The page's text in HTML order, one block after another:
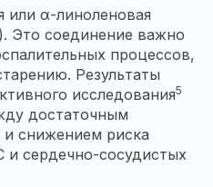
или α-линоленовая
Это соединение важно
процессов,
Результаты
исследования5
достаточным
снижением риска
сердечно-сосудистых